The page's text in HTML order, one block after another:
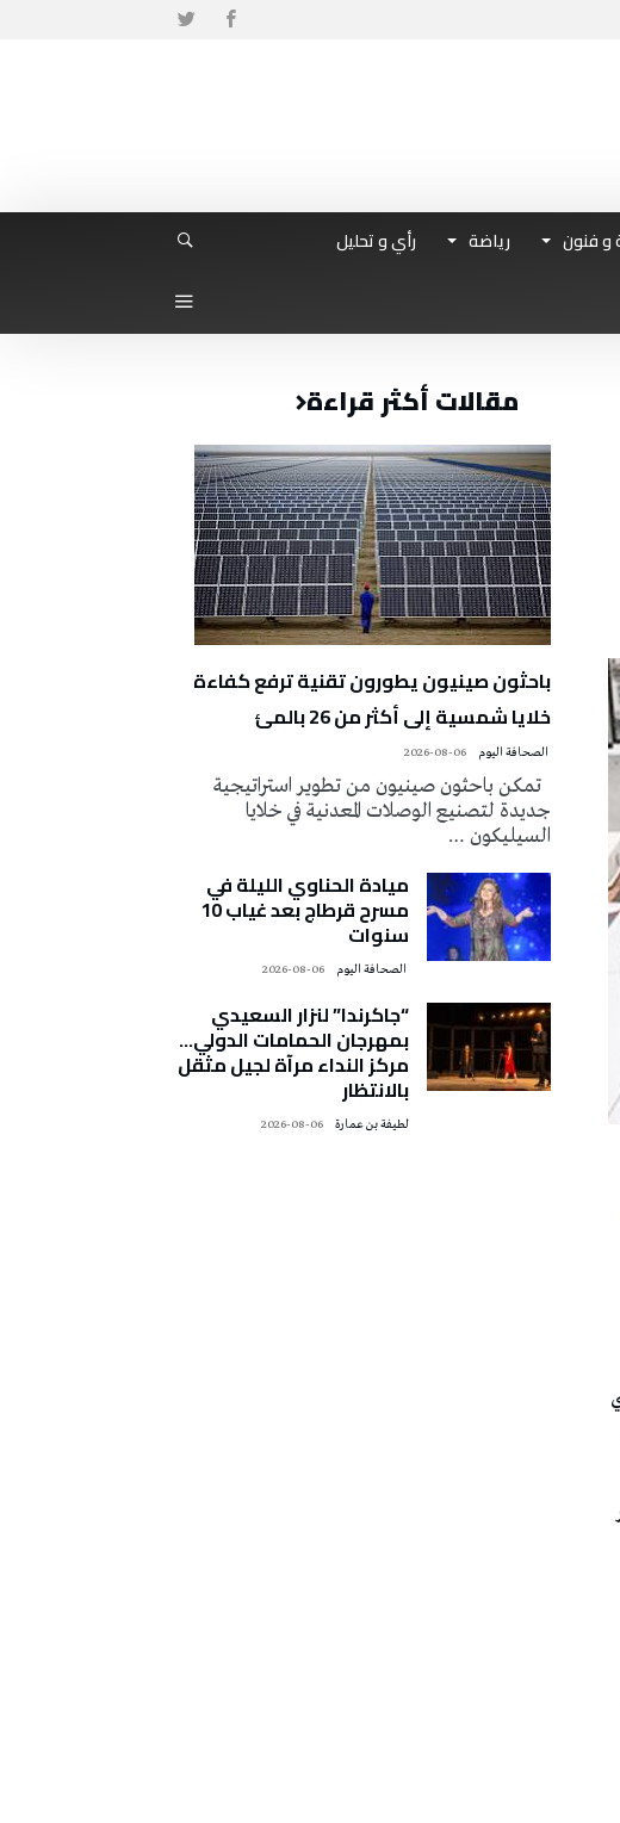
و فنون رياضة
رأي و تحليل
مقالات أكثر قراءة
باحثون صينيون يطورون تقنية ترفع كفاءة
خلايا شمسية إلى أكثر من 26 بالمئ
2026-08-06
تمكن باحثون صينيون من تطوير استراتيجية
جديدة لتصنيع الوصلات المعدنية في خلايا
السيليكون …
ميادة الحناوي الليلة في
مسرح قرطاج بعد غياب 10
سنوات
2026-08-06
“جاكرندا” لنزار السعيدي
بمهرجان الحمامات الدولي…
مركز النداء مرآة لجيل مثقل
بالانتظار
لطيفة بن عمارة 2026-08-06